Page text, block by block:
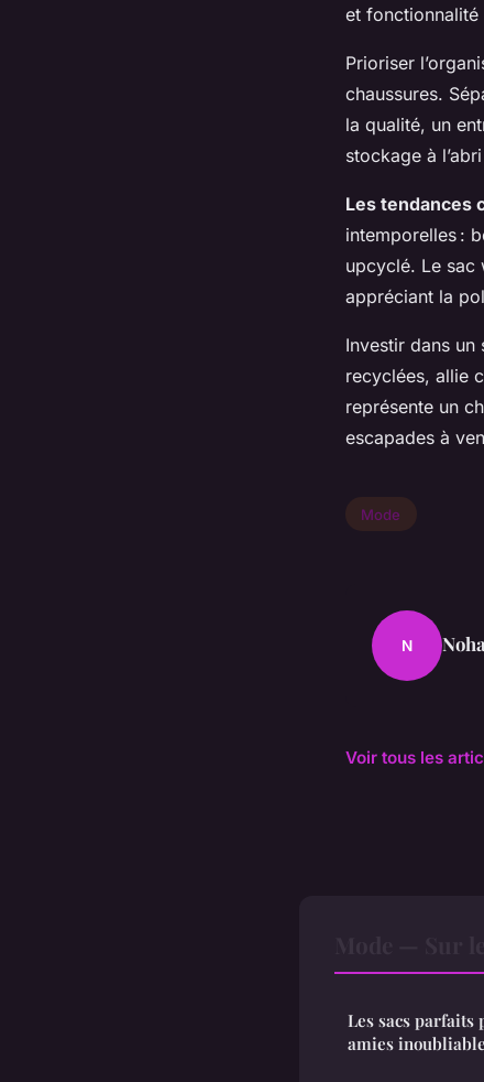
et fonctionnalité
Prioriser
chaussures.
la qualité, un
stockage à
Les tendances
intemporelles :
upcyclé. Le sac
appréciant la
Investir dans
recyclées, allie
représente un
escapades à
Mode
N
Voir tous les
Les sacs parfaits
amies inoubliable